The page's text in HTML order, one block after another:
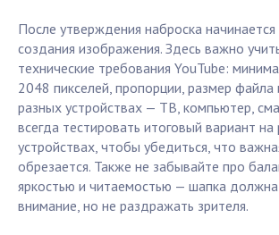
После утверждения наброска
создания изображения. Здесь важно
технические требования YouTube:
2048 пикселей, пропорции, размер
разных устройствах — ТВ, компьютер,
всегда тестировать итоговый вариант на
устройствах, чтобы убедиться, что
обрезается. Также не забывайте про
яркостью и читаемостью — шапка должна
внимание, но не раздражать зрителя.